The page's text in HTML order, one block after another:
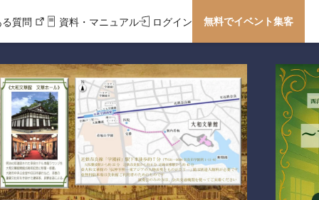
る質問 資料・マニュアル ログイン 無料でイベント集客